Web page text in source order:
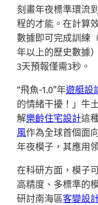
刻畫年夜標準環流
程的才能。在計算
數據即可完成訓練
年以上的歷史數據
3天預報僅需3秒。
“飛魚-1.0”年遊艇設
的情緒干擾！」牛
解樂齡住宅設計這
風作為全球首個面
年夜模子，其應用
在科研方面，模子
高精度、多標準的
研討南海區客變設